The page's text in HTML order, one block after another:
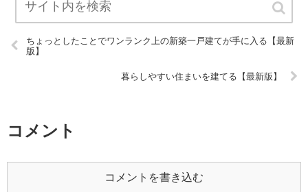
ちょっとしたことでワンランク上の新築一戸建てが手に入る【最新
版】
暮らしやすい住まいを建てる【最新版】
コメント
コメントを書き込む